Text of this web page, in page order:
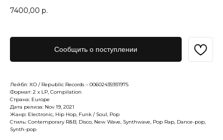
7400,00 р.
Сообщить о поступлении
Лейбл: XO / Republic Records – 00602435931975
Формат: 2 x LP, Compilation
Страна: Europe
Дата релиза: Nov 19, 2021
Жанр: Electronic, Hip Hop, Funk / Soul, Pop
Стиль: Contemporary R&B, Disco, New Wave, Synthwave, Pop Rap, Dance-pop,
Synth-pop